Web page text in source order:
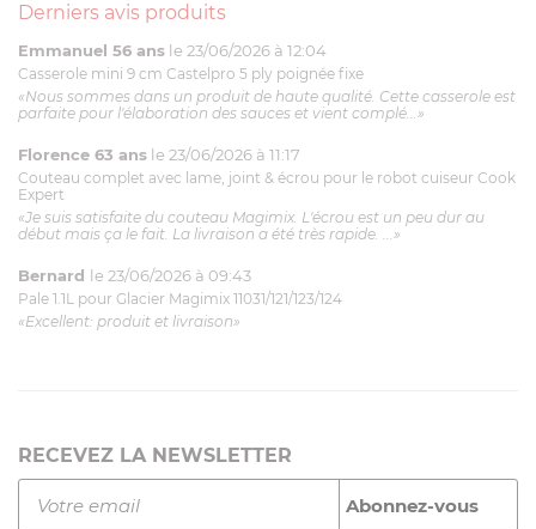
Derniers avis produits
Emmanuel 56 ans le 23/06/2026 à 12:04
Casserole mini 9 cm Castelpro 5 ply poignée fixe
«Nous sommes dans un produit de haute qualité. Cette casserole est
parfaite pour l'élaboration des sauces et vient complé...»
Florence 63 ans le 23/06/2026 à 11:17
Couteau complet avec lame, joint & écrou pour le robot cuiseur Cook
Expert
«Je suis satisfaite du couteau Magimix. L'écrou est un peu dur au
début mais ça le fait. La livraison a été très rapide. ...»
Bernard le 23/06/2026 à 09:43
Pale 1.1L pour Glacier Magimix 11031/121/123/124
«Excellent: produit et livraison»
RECEVEZ LA NEWSLETTER